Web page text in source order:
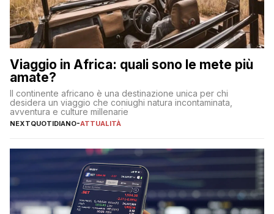
Viaggio in Africa: quali sono le mete più
amate?
Il continente africano è una destinazione unica per chi
desidera un viaggio che coniughi natura incontaminata,
avventura e culture millenarie
NEXTQUOTIDIANO-ATTUALITÀ